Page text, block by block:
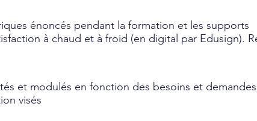
énoncés pendant la formation et les supports
à chaud et à froid (en digital par Edusign).
et modulés en fonction des besoins et demandes
visés